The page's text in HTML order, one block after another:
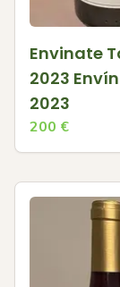
Envinate
2023
2023
200 €